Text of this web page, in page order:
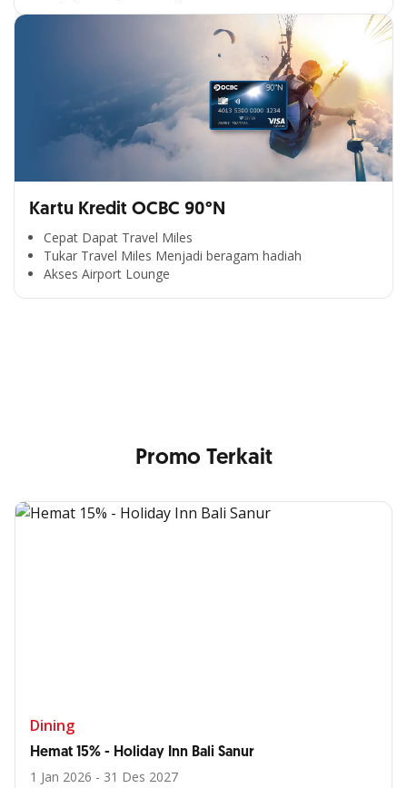
Kartu Kredit OCBC 90°N
Cepat Dapat Travel Miles
Tukar Travel Miles Menjadi beragam hadiah
Akses Airport Lounge
Segala Kemudahan Ada
di Satu Genggaman
Promo Terkait
Dining
Hemat 15% - Holiday Inn Bali Sanur
1 Jan 2026 - 31 Des 2027